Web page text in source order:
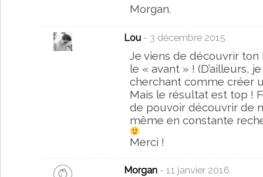
Morgan.
Lou - 3 décembre 2015
Je viens de découvrir
le « avant » ! (D’ailleurs,
cherchant comme créer
Mais le résultat est top !
de pouvoir découvrir de
même en constante
Merci !
Morgan - 11 janvier 2016